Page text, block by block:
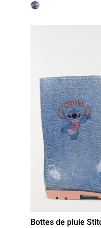
22 23 24 25
Bottes de pluie